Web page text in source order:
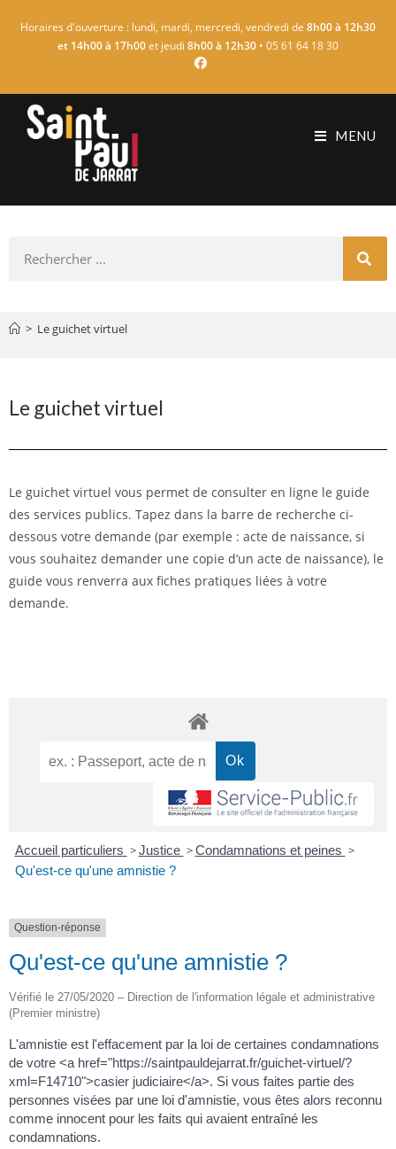
Horaires d'ouverture : lundi, mardi, mercredi, vendredi de 8h00 à 12h30
et 14h00 à 17h00et jeudi 8h00 à 12h30 • 05 61 64 18 30
MENU
> Le guichet virtuel
Le guichet virtuel
Le guichet virtuel vous permet de consulter en ligne le guide
des services publics. Tapez dans la barre de recherche ci-
dessous votre demande (par exemple : acte de naissance, si
vous souhaitez demander une copie d’un acte de naissance), le
guide vous renverra aux fiches pratiques liées à votre
demande.
Accueil particuliers > Justice > Condamnations et peines >
Qu'est-ce qu'une amnistie ?
Question-réponse
Qu'est-ce qu'une amnistie ?
Vérifié le 27/05/2020 – Direction de l'information légale et administrative
(Premier ministre)
L'amnistie est l'effacement par la loi de certaines condamnations
de votre <a href="https://saintpauldejarrat.fr/guichet-virtuel/?
xml=F14710">casier judiciaire</a>. Si vous faites partie des
personnes visées par une loi d'amnistie, vous êtes alors reconnu
comme innocent pour les faits qui avaient entraîné les
condamnations.